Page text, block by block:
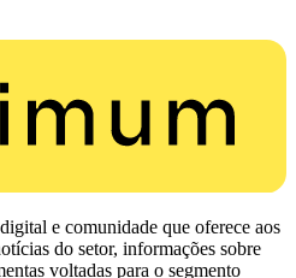
e comunidade que oferece aos
do setor, informações sobre
voltadas para o segmento